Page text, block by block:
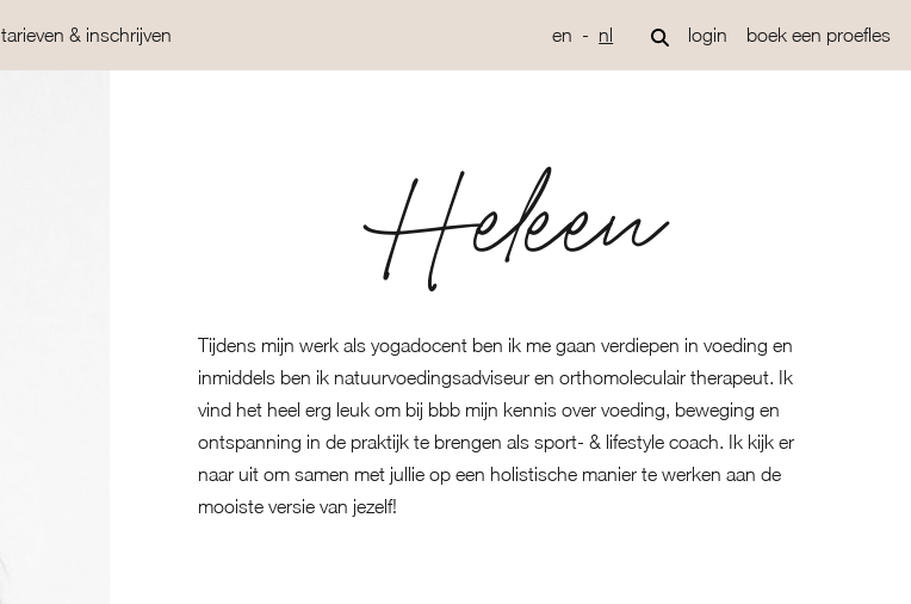
tarieven & inschrijven en nl login boek een proefles
Heleen
Tijdens mijn werk als yogadocent ben ik me gaan verdiepen in voeding en
inmiddels ben ik natuurvoedingsadviseur en orthomoleculair therapeut. Ik
vind het heel erg leuk om bij bbb mijn kennis over voeding, beweging en
ontspanning in de praktijk te brengen als sport- & lifestyle coach. Ik kijk er
naar uit om samen met jullie op een holistische manier te werken aan de
mooiste versie van jezelf!